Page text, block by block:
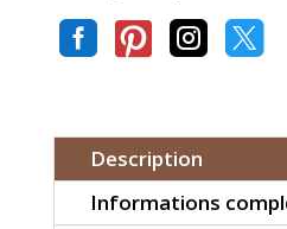
   
Description
Informations